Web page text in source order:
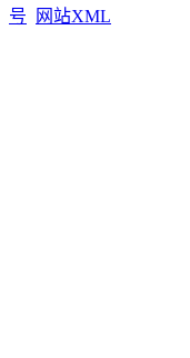
号
网站XML